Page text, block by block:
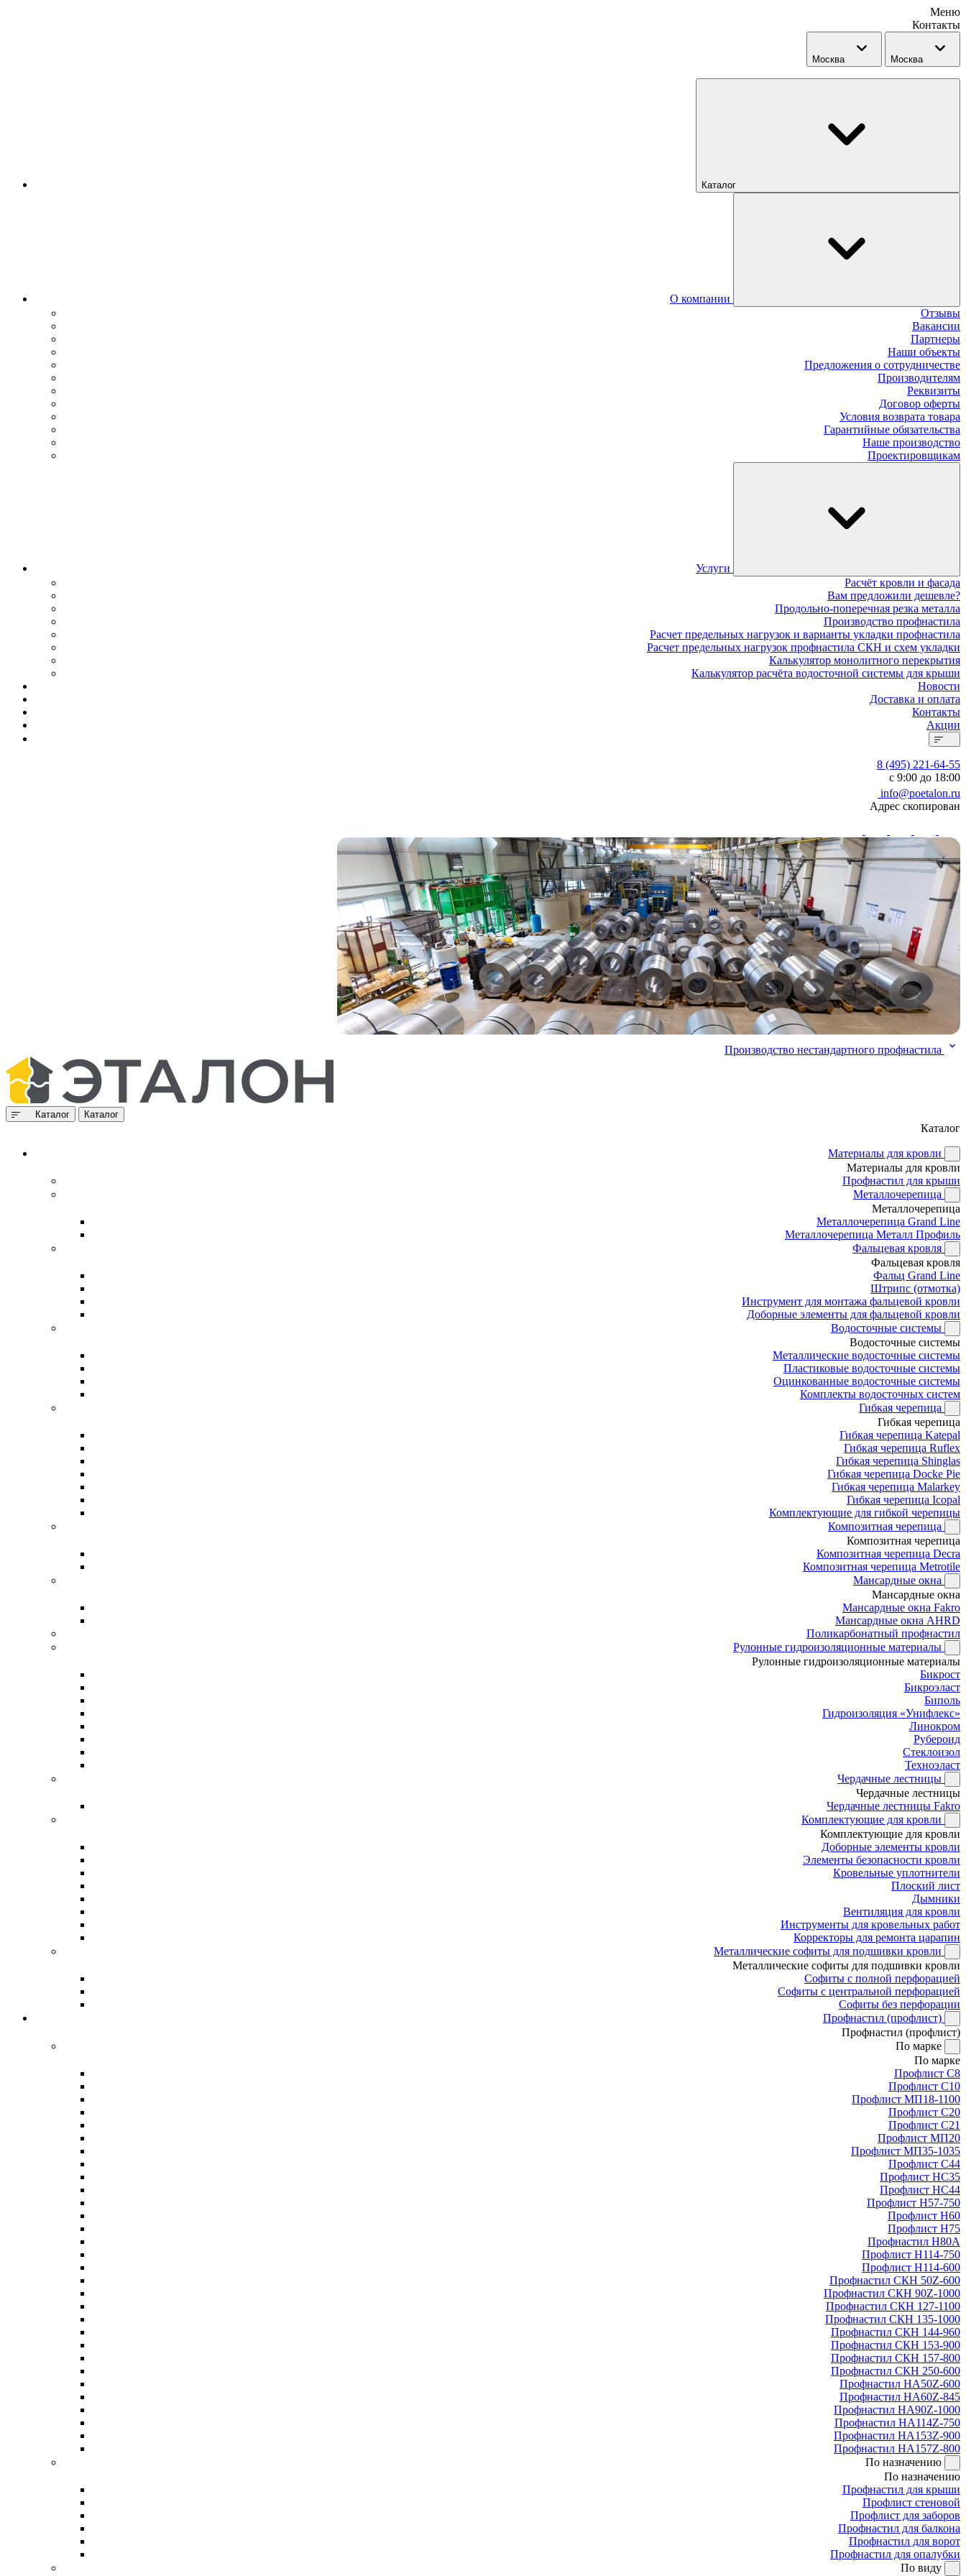
Меню
Контакты
Москва Москва
Каталог
О компании
Отзывы
Вакансии
Партнеры
Наши объекты
Предложения о сотрудничестве
Производителям
Реквизиты
Договор оферты
Условия возврата товара
Гарантийные обязательства
Наше производство
Проектировщикам
Услуги
Расчёт кровли и фасада
Вам предложили дешевле?
Продольно-поперечная резка металла
Производство профнастила
Расчет предельных нагрузок и варианты укладки профнастила
Расчет предельных нагрузок профнастила СКН и схем укладки
Калькулятор монолитного перекрытия
Калькулятор расчёта водосточной системы для крыши
Новости
Доставка и оплата
Контакты
Акции
8 (495) 221-64-55
с 9:00 до 18:00
info@poetalon.ru
Адрес скопирован
Производство нестандартного профнастила
Каталог Каталог
Каталог
Материалы для кровли
Материалы для кровли
Профнастил для крыши
Металлочерепица
Металлочерепица
Металлочерепица Grand Line
Металлочерепица Металл Профиль
Фальцевая кровля
Фальцевая кровля
Фальц Grand Line
Штрипс (отмотка)
Инструмент для монтажа фальцевой кровли
Доборные элементы для фальцевой кровли
Водосточные системы
Водосточные системы
Металлические водосточные системы
Пластиковые водосточные системы
Оцинкованные водосточные системы
Комплекты водосточных систем
Гибкая черепица
Гибкая черепица
Гибкая черепица Katepal
Гибкая черепица Ruflex
Гибкая черепица Shinglas
Гибкая черепица Docke Pie
Гибкая черепица Malarkey
Гибкая черепица Icopal
Комплектующие для гибкой черепицы
Композитная черепица
Композитная черепица
Композитная черепица Decra
Композитная черепица Metrotile
Мансардные окна
Мансардные окна
Мансардные окна Fakro
Мансардные окна AHRD
Поликарбонатный профнастил
Рулонные гидроизоляционные материалы
Рулонные гидроизоляционные материалы
Бикрост
Бикроэласт
Биполь
Гидроизоляция «Унифлекс»
Линокром
Рубероид
Стеклоизол
Техноэласт
Чердачные лестницы
Чердачные лестницы
Чердачные лестницы Fakro
Комплектующие для кровли
Комплектующие для кровли
Доборные элементы кровли
Элементы безопасности кровли
Кровельные уплотнители
Плоский лист
Дымники
Вентиляция для кровли
Инструменты для кровельных работ
Корректоры для ремонта царапин
Металлические софиты для подшивки кровли
Металлические софиты для подшивки кровли
Софиты с полной перфорацией
Софиты с центральной перфорацией
Софиты без перфорации
Профнастил (профлист)
Профнастил (профлист)
По марке
По марке
Профлист С8
Профлист С10
Профлист МП18-1100
Профлист С20
Профлист С21
Профлист МП20
Профлист МП35-1035
Профлист С44
Профлист НС35
Профлист НС44
Профлист Н57-750
Профлист Н60
Профлист Н75
Профнастил Н80А
Профлист Н114-750
Профлист Н114-600
Профнастил СКН 50Z-600
Профнастил СКН 90Z-1000
Профнастил СКН 127-1100
Профнастил СКН 135-1000
Профнастил СКН 144-960
Профнастил СКН 153-900
Профнастил СКН 157-800
Профнастил СКН 250-600
Профнастил НА50Z-600
Профнастил НА60Z-845
Профнастил НА90Z-1000
Профнастил НА114Z-750
Профнастил НА153Z-900
Профнастил НА157Z-800
По назначению
По назначению
Профнастил для крыши
Профлист стеновой
Профлист для заборов
Профнастил для балкона
Профнастил для ворот
Профнастил для опалубки
По виду